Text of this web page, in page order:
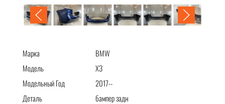
Марка
BMW
Модель
X3
Модельный Год
2017--
Деталь
бампер задн